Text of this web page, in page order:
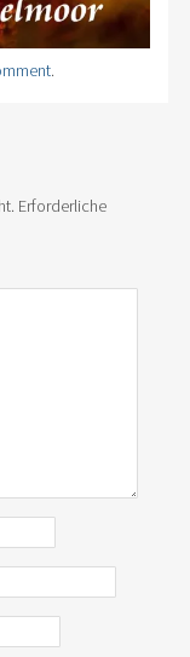
.
Erforderliche